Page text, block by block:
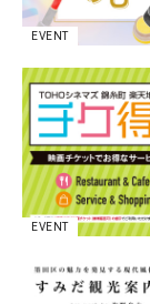
EVENT
EVENT